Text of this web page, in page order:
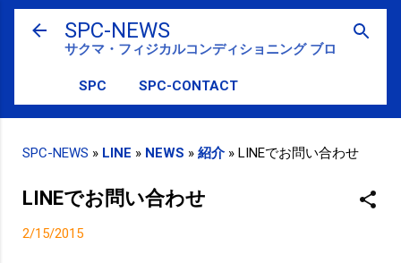
スキップしてメイン コンテンツに移動
SPC-NEWS
サクマ・フィジカルコンディショニング ブログ
SPC SPC-CONTACT
SPC-NEWS » LINE » NEWS » 紹介» LINEでお問い合わせ
LINEでお問い合わせ
2/15/2015